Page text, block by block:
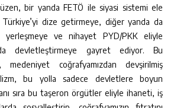
bir yanda FETÖ ile siyasi sistemi ele
dize getirmeye, diğer yanda da
yerleşmeye ve nihayet PYD/PKK eliyle
devletleştirmeye gayret ediyor. Bu
medeniyet coğrafyamızdan devşirilmiş
bu yolla sadece devletlere boyun
sıra bu taşeron örgütler eliyle ihaneti, iş